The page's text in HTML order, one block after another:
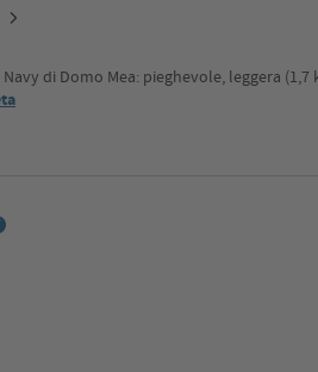
di Domo Mea: pieghevole, leggera